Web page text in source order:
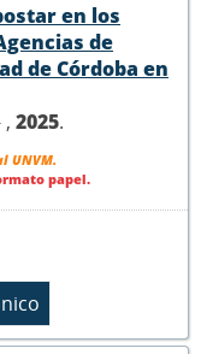
en los
de
de Córdoba en
2025.
UNVM.
papel.